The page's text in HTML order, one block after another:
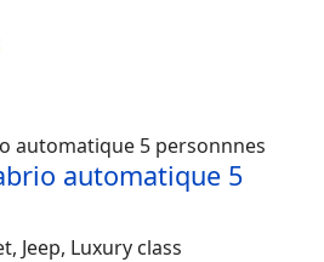
automatique 5
Jeep, Luxury class